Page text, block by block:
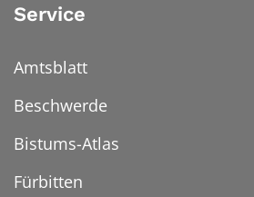
Service
Amtsblatt
Beschwerde
Bistums-Atlas
Fürbitten